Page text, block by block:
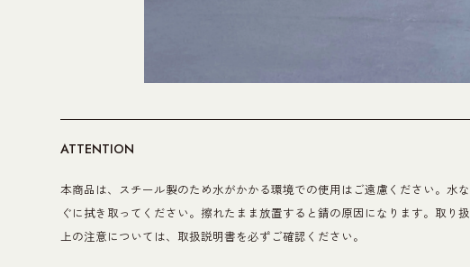
ATTENTION
本商品は、スチール製のため水がかかる環境での使用はご遠慮ください。水
ぐに拭き取ってください。擦れたまま放置すると錆の原因になります。取り
上の注意については、取扱説明書を必ずご確認ください。